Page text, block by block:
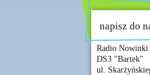
napisz do
Radio Nowinki
DS3 "Bartek"
ul.